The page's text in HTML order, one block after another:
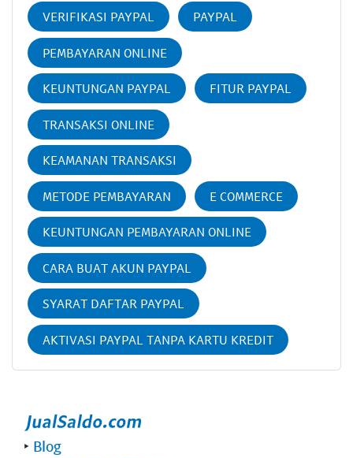
VERIFIKASI PAYPAL PAYPAL
PEMBAYARAN ONLINE
KEUNTUNGAN PAYPAL FITUR PAYPAL
TRANSAKSI ONLINE
KEAMANAN TRANSAKSI
METODE PEMBAYARAN E COMMERCE
KEUNTUNGAN PEMBAYARAN ONLINE
CARA BUAT AKUN PAYPAL
SYARAT DAFTAR PAYPAL
AKTIVASI PAYPAL TANPA KARTU KREDIT
‣ Blog